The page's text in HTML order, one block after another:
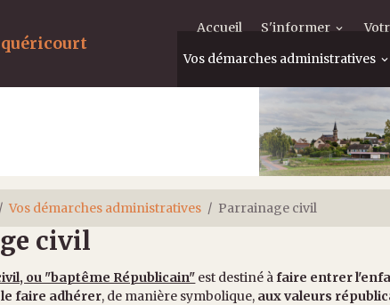
Accueil S'informer
Vos démarches administratives
Vos démarches administratives Parrainage civil
civil
ou "baptême Républicain" est destiné àfaire entrer
le faire adhérer, de manière symbolique, aux valeurs